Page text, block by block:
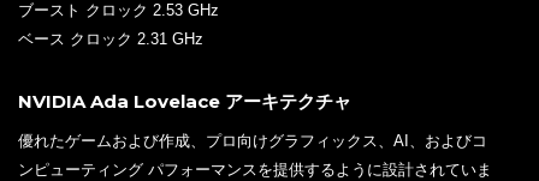
ブースト クロック 2.53 GHz
ベース クロック 2.31 GHz
NVIDIA Ada Lovelace アーキテクチャ
優れたゲームおよび作成、プロ向けグラフィックス、AI、およびコ
ンピューティング パフォーマンスを提供するように設計されていま